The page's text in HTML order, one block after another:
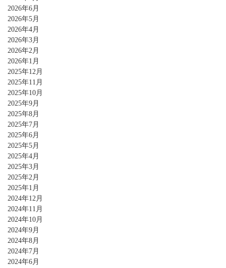
2026年6月
2026年5月
2026年4月
2026年3月
2026年2月
2026年1月
2025年12月
2025年11月
2025年10月
2025年9月
2025年8月
2025年7月
2025年6月
2025年5月
2025年4月
2025年3月
2025年2月
2025年1月
2024年12月
2024年11月
2024年10月
2024年9月
2024年8月
2024年7月
2024年6月